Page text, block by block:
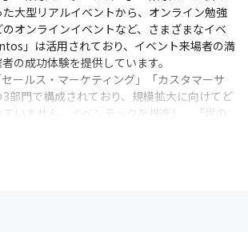
大型リアルイベントから、オンライン勉強
オンラインイベントなど、さまざまなイベ
」は活用されており、イベント来場者の満
の成功体験を提供しています。
ールス・マーケティング」「カスタマーサ
部門で構成されており、規模拡大に向けてど
いません。イベンテックを推進し、「世の
ちしています。